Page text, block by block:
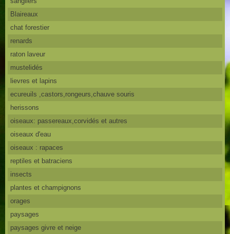
Blaireaux
chat forestier
renards
raton laveur
mustelidés
lievres et lapins
ecureuils ,castors,rongeurs,chauve souris
herissons
oiseaux: passereaux,corvidés et autres
oiseaux d'eau
oiseaux : rapaces
reptiles et batraciens
insects
plantes et champignons
orages
paysages
paysages givre et neige